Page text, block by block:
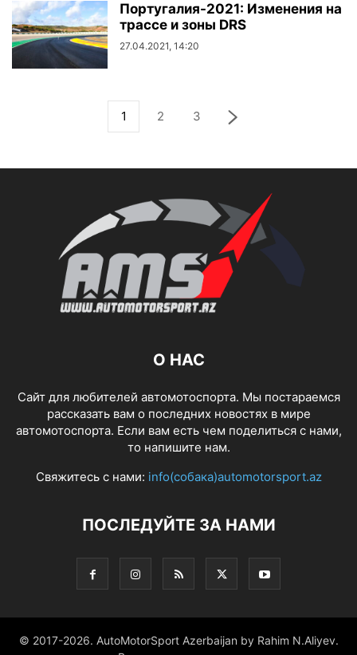
Португалия-2021: Изменения на
трассе и зоны DRS
27.04.2021, 14:20
1 2 3
О НАС
Сайт для любителей автомотоспорта. Мы постараемся
рассказать вам о последних новостях в мире
автомотоспорта. Если вам есть чем поделиться с нами,
то напишите нам.
Свяжитесь с нами: info(собака)automotorsport.az
ПОСЛЕДУЙТЕ ЗА НАМИ
© 2017-2026. AutoMotorSport Azerbaijan by Rahim N.Aliyev.